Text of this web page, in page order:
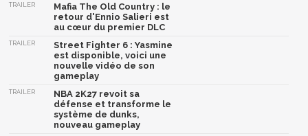
TRAILER
Mafia The Old Country : le
retour d'Ennio Salieri est
au cœur du premier DLC
TRAILER
Street Fighter 6 : Yasmine
est disponible, voici une
nouvelle vidéo de son
gameplay
TRAILER
NBA 2K27 revoit sa
défense et transforme le
système de dunks,
nouveau gameplay